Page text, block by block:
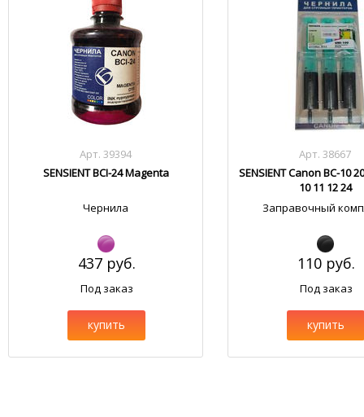
Арт. 39394
SENSIENT BCI-24 Magenta
Чернила
437 руб.
Под заказ
купить
Арт. 38667
SENSIENT Canon BC-10
10 11 12 24
Заправочный
110 руб.
Под заказ
купить